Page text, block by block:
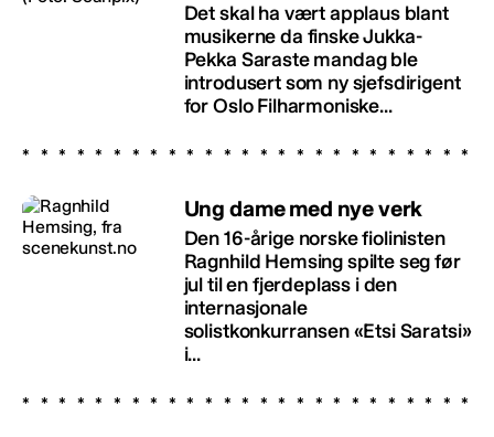
Det skal ha vært applaus blant
musikerne da finske Jukka-
Pekka Saraste mandag ble
introdusert som ny sjefsdirigent
for Oslo Filharmoniske...
Ung dame med nye verk
Den 16-årige norske fiolinisten
Ragnhild Hemsing spilte seg før
jul til en fjerdeplass i den
internasjonale
solistkonkurransen «Etsi Saratsi»
i...